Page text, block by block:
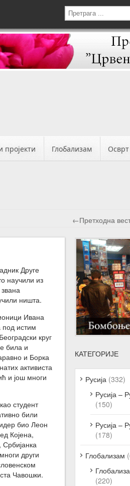
пројекти Глобализам
←Претходна
Друге
научили из
ништа.
Ивана
под истим
круг
била и
и Борка
активиста
и још многи
студент
били
био Леон
Којена,
други
Чавошки.
КАТЕГОРИЈЕ
Русија (332)
Русија –
(150)
Русија –
(178)
Глобализам
(220)